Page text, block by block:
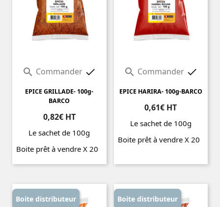
 Commander 
EPICE GRILLADE- 100g-
BARCO
0,82€ HT
Le sachet de 100g
Boite prêt à vendre X 20
Prix
 Commander 
EPICE HARIRA- 100g-BARCO
0,61€ HT
Le sachet de 100g
Boite prêt à vendre X 20
Boite distributeur Boite distributeur